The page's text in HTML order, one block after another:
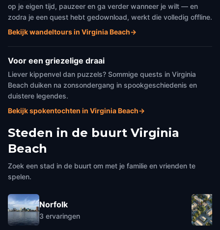
op je eigen tijd, pauzeer en ga verder wanneer je wilt — en
zodra je een quest hebt gedownload, werkt die volledig offline.
Bekijk wandeltours in Virginia Beach→
Voor een griezelige draai
Liever kippenvel dan puzzels? Sommige quests in Virginia
Beach duiken na zonsondergang in spookgeschiedenis en
duistere legendes.
Bekijk spokentochten in Virginia Beach→
Steden in de buurt Virginia
Beach
Zoek een stad in de buurt om met je familie en vrienden te
spelen.
Norfolk
3 ervaringen